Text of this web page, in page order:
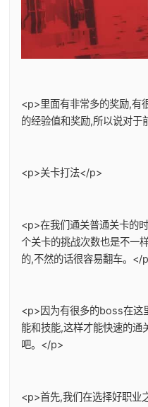
<p>里面有非常多的奖励,有
的经验值和奖励,所以说对
<p>关卡打法</p>
<p>在我们通关普通关卡的
个关卡的挑战次数也是不一
的,不然的话很容易翻车。</
<p>因为有很多的boss在这
能和技能,这样才能快速的
吧。</p>
<p>首先,我们在选择好职业